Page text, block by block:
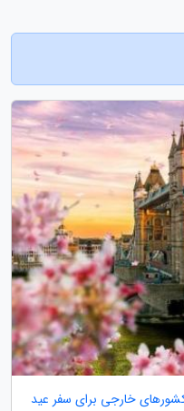
خارجی برای سفر عید